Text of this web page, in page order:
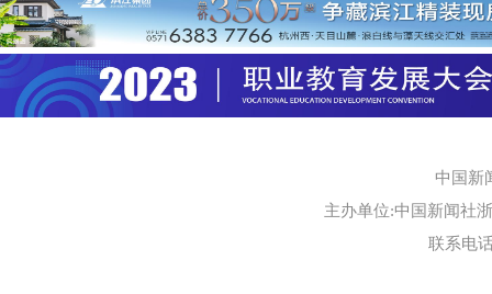
中国新
主办单位:中国新闻社
联系电